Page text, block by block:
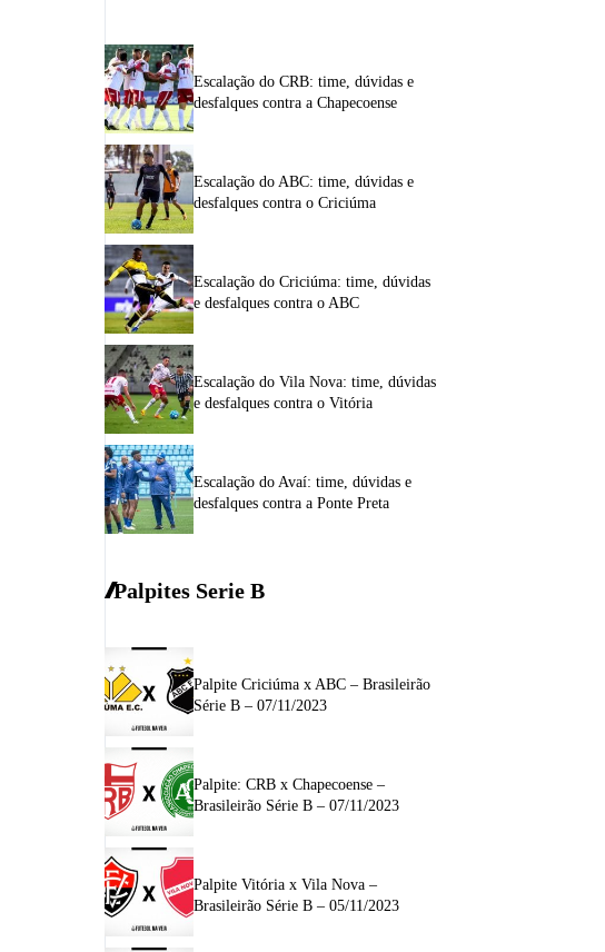
Escalação do CRB: time, dúvidas e
desfalques contra a Chapecoense
Escalação do ABC: time, dúvidas e
desfalques contra o Criciúma
Escalação do Criciúma: time, dúvidas
e desfalques contra o ABC
Escalação do Vila Nova: time, dúvidas
e desfalques contra o Vitória
Escalação do Avaí: time, dúvidas e
desfalques contra a Ponte Preta
Palpites Serie B
Palpite Criciúma x ABC – Brasileirão
Série B – 07/11/2023
Palpite: CRB x Chapecoense –
Brasileirão Série B – 07/11/2023
Palpite Vitória x Vila Nova –
Brasileirão Série B – 05/11/2023